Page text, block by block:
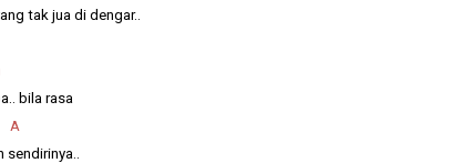
tak jua di dengar..
bila rasa
sendirinya..